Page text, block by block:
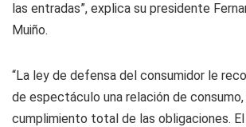
las entradas”, explica su presidente
Muiño.
“La ley de defensa del consumidor le
de espectáculo una relación de
cumplimiento total de las obligaciones.